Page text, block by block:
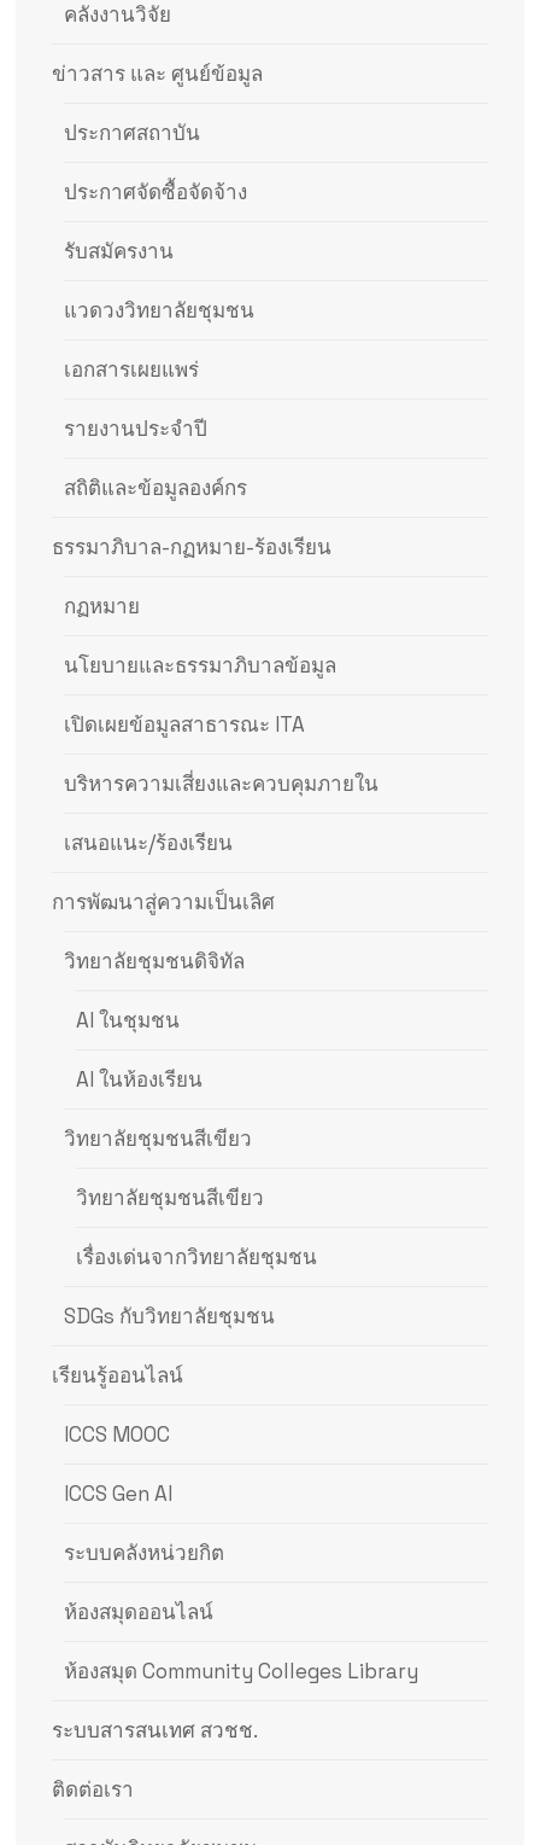
คลังงานวิจัย
ข่าวสาร และ ศูนย์ข้อมูล
ประกาศสถาบัน
ประกาศจัดซื้อจัดจ้าง
รับสมัครงาน
แวดวงวิทยาลัยชุมชน
เอกสารเผยแพร่
รายงานประจำปี
สถิติและข้อมูลองค์กร
ธรรมาภิบาล-กฏหมาย-ร้องเรียน
กฏหมาย
นโยบายและธรรมาภิบาลข้อมูล
เปิดเผยข้อมูลสาธารณะ ITA
บริหารความเสี่ยงและควบคุมภายใน
เสนอแนะ/ร้องเรียน
การพัฒนาสู่ความเป็นเลิศ
วิทยาลัยชุมชนดิจิทัล
AI ในชุมชน
AI ในห้องเรียน
วิทยาลัยชุมชนสีเขียว
วิทยาลัยชุมชนสีเขียว
เรื่องเด่นจากวิทยาลัยชุมชน
SDGs กับวิทยาลัยชุมชน
เรียนรู้ออนไลน์
ICCS MOOC
ICCS Gen AI
ระบบคลังหน่วยกิต
ห้องสมุดออนไลน์
ห้องสมุด Community Colleges Library
ระบบสารสนเทศ สวชช.
ติดต่อเรา